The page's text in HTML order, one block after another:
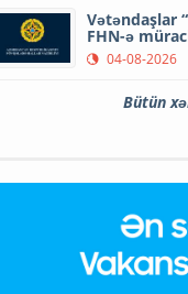
Vətəndaşlar
FHN-ə
04-08-2026
Bütün